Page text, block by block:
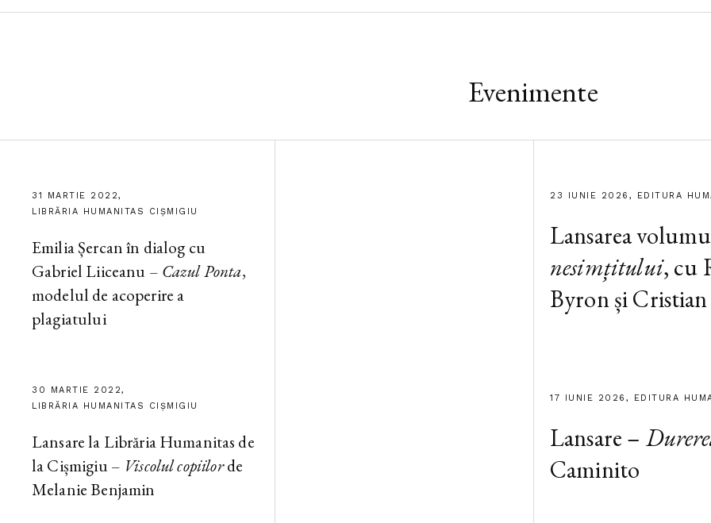
Evenimente
23 IUNIE 2026, EDITURA
Lansarea
nesimțitului, cu
Byron și Cristian
17 IUNIE 2026, EDITURA
Lansare –
Caminito
31 MARTIE 2022,
LIBRĂRIA HUMANITAS CIȘMIGIU
Emilia Șercan în dialog cu
Gabriel Liiceanu – Cazul Ponta,
modelul de acoperire a
plagiatului
30 MARTIE 2022,
LIBRĂRIA HUMANITAS CIȘMIGIU
Lansare la Librăria Humanitas de
la Cișmigiu – Viscolul copiilorde
Melanie Benjamin